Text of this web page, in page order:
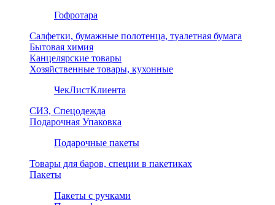
Гофротара
Салфетки, бумажные полотенца, туалетная бумага
Бытовая химия
Канцелярские товары
Хозяйственные товары, кухонные
ЧекЛистКлиента
СИЗ, Спецодежда
Подарочная Упаковка
Подарочные пакеты
Товары для баров, специи в пакетиках
Пакеты
Пакеты с ручками